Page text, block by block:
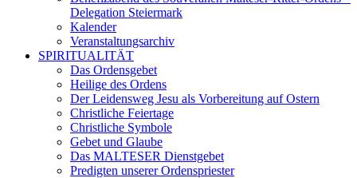
Delegation Steiermark
Kalender
Veranstaltungsarchiv
SPIRITUALITÄT
Das Ordensgebet
Heilige des Ordens
Der Leidensweg Jesu als Vorbereitung auf Ostern
Christliche Feiertage
Christliche Symbole
Gebet und Glaube
Das MALTESER Dienstgebet
Predigten unserer Ordenspriester